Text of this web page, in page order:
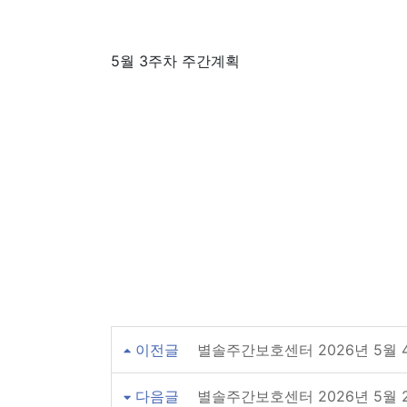
5월 3주차 주간계획
이전글 별솔주간보호센터 2026년 5월
다음글 별솔주간보호센터 2026년 5월